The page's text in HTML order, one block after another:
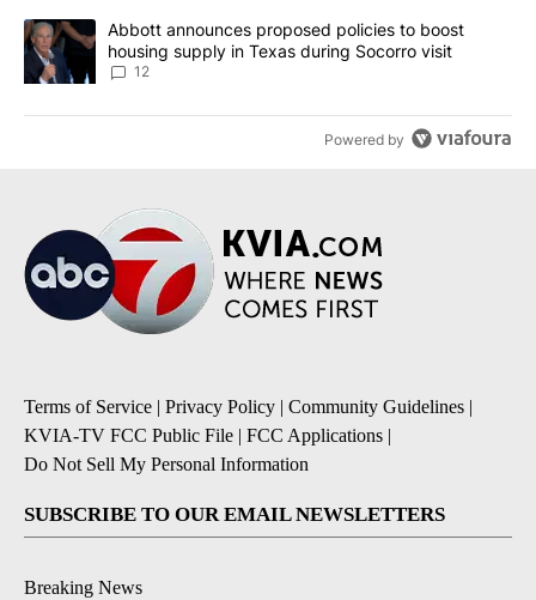
A trending article titled "Abbott announces proposed policies to
Abbott announces proposed policies to boost
housing supply in Texas during Socorro visit
12
Powered by
Terms of Service | Privacy Policy | Community Guidelines |
KVIA-TV FCC Public File | FCC Applications |
Do Not Sell My Personal Information
SUBSCRIBE TO OUR EMAIL NEWSLETTERS
Breaking News